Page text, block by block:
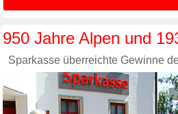
950 Jahre Alpen und
Sparkasse überreichte Gewinne